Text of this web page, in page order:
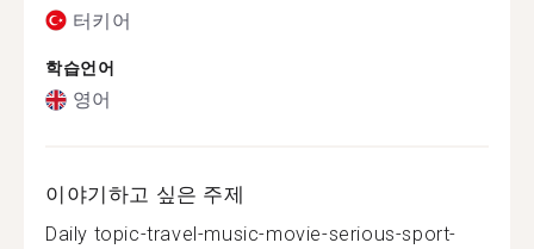
터키어
학습언어
영어
이야기하고 싶은 주제
Daily topic-travel-music-movie-serious-sport-